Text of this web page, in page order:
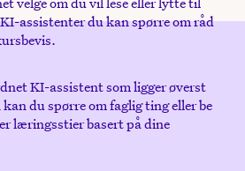
assistenter du kan spørre om råd
KI-assistent som ligger øverst
du spørre om faglig ting eller be
læringsstier basert på dine